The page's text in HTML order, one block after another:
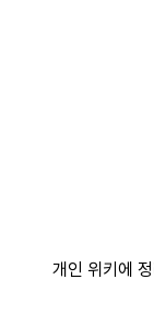
개인 위키에